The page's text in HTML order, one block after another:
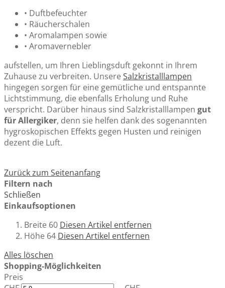
• Duftbefeuchter
• Räucherschalen
• Aromalampen sowie
• Aromavernebler
aufstellen, um Ihren Lieblingsduft gekonnt in Ihrem
Zuhause zu verbreiten. UnsereSalzkristalllampen
hingegen sorgen für eine gemütliche und entspannte
Lichtstimmung, die ebenfalls Erholung und Ruhe
verspricht. Darüber hinaus sind Salzkristalllampen gut
für Allergiker, denn sie helfen dank des sogenannten
hygroskopischen Effekts gegen Husten und reinigen
dezent die Luft.
Zurück zum Seitenanfang
Filtern nach
Schließen
Einkaufsoptionen
Breite 60 Diesen Artikel entfernen
Höhe 64 Diesen Artikel entfernen
Alles löschen
Shopping-Möglichkeiten
Preis